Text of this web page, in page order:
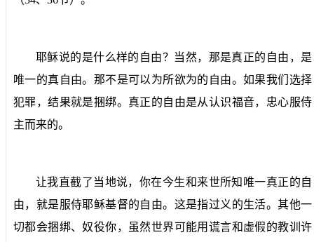
耶稣说的是什么样的自由？当然，那是真正的自由，是
唯一的真自由。那不是可以为所欲为的自由。如果我们选择
犯罪，结果就是捆绑。真正的自由是从认识福音，忠心服侍
主而来的。
让我直截了当地说，你在今生和来世所知唯一真正的自
由，就是服侍耶稣基督的自由。这是指过义的生活。其他一
切都会捆绑、奴役你，虽然世界可能用谎言和虚假的教训许